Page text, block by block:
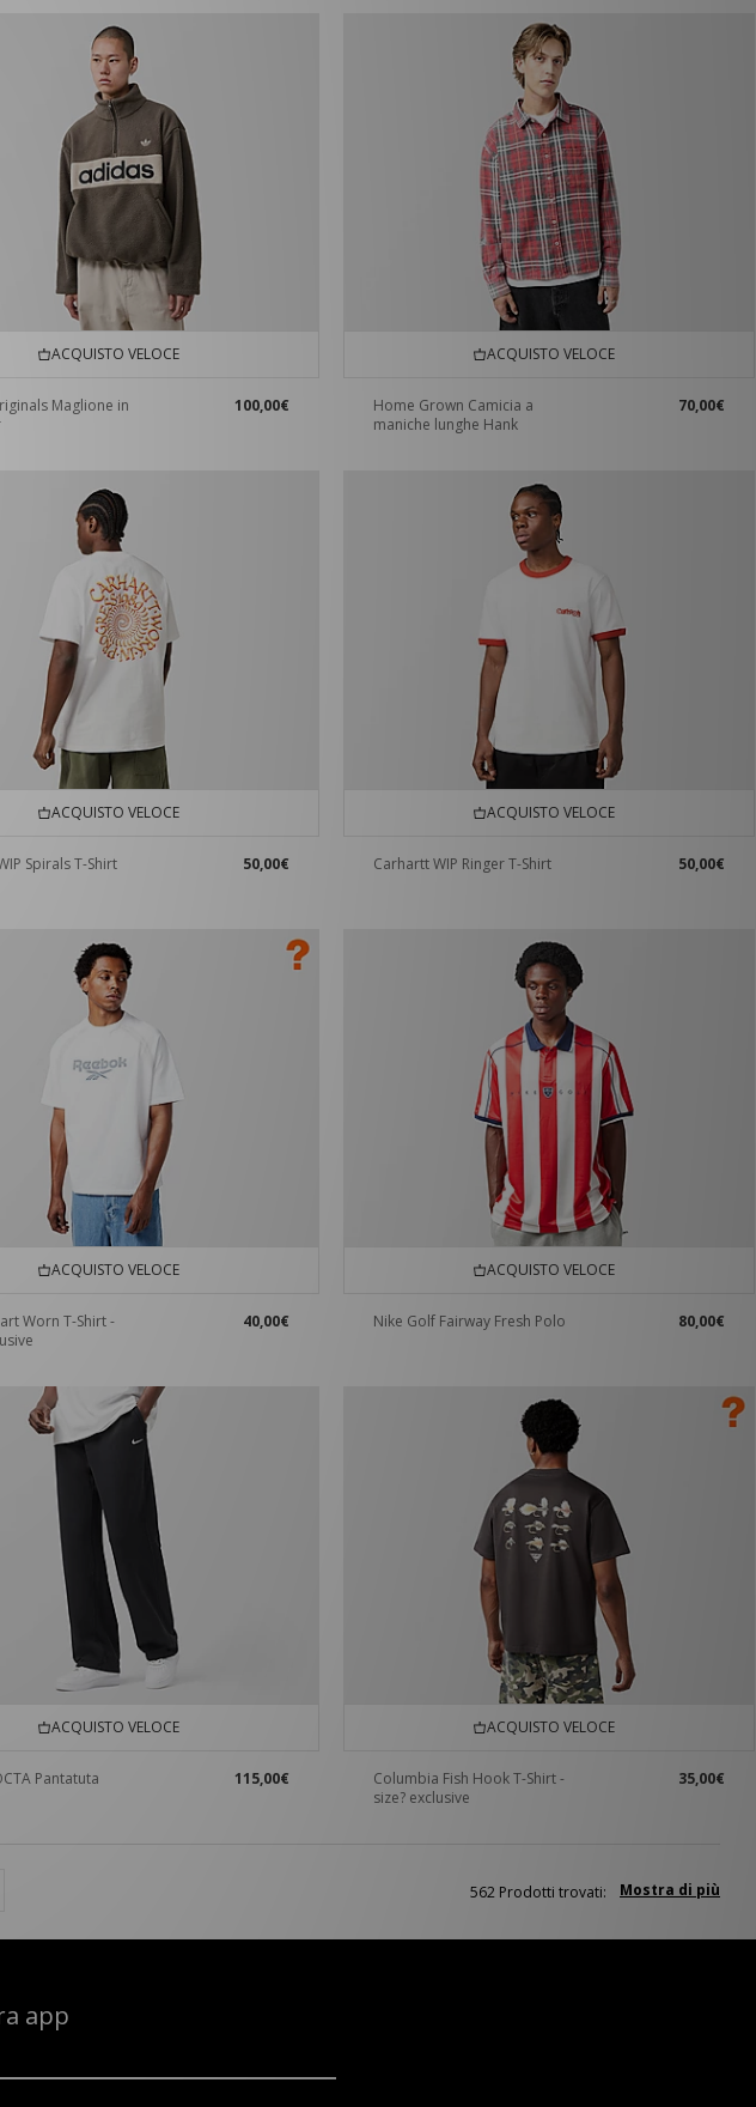
ACQUISTO VELOCE
Maglione in
100,00€
ACQUISTO VELOCE
Home Grown Camicia a
maniche lunghe Hank
70,00€
ACQUISTO VELOCE
Spirals T-Shirt 50,00€
ACQUISTO VELOCE
Carhartt WIP Ringer T-Shirt 50,00€
ACQUISTO VELOCE
Worn T-Shirt -
40,00€
ACQUISTO VELOCE
Nike Golf Fairway Fresh Polo 80,00€
ACQUISTO VELOCE
Pantatuta 115,00€
ACQUISTO VELOCE
Columbia Fish Hook T-Shirt -
size? exclusive
35,00€
Mostra di più
562 Prodotti trovati:
app